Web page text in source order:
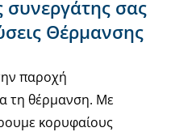
συνεργάτης σας
Θέρμανσης
παροχή
τη θέρμανση. Με
κορυφαίους